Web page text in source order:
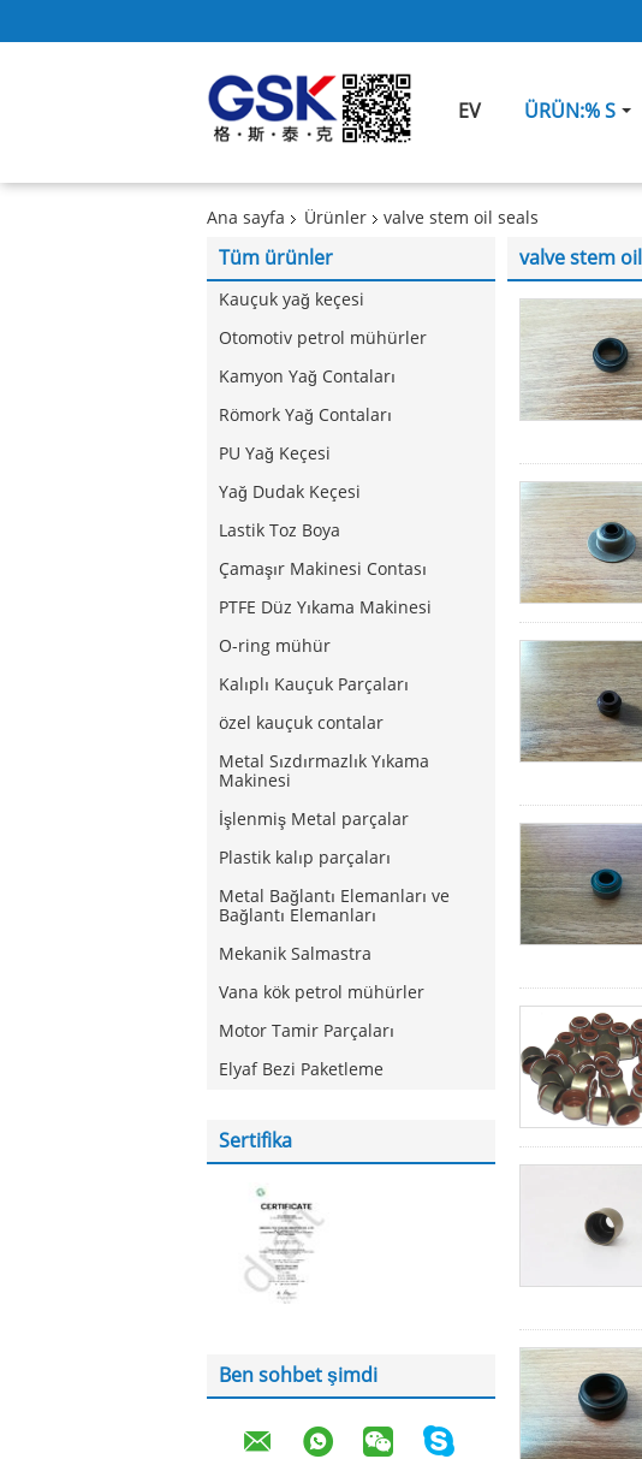
EV ÜRÜN:% S
Ana sayfa Ürünler valve stem oil seals
Tüm ürünler
Kauçuk yağ keçesi
Otomotiv petrol mühürler
Kamyon Yağ Contaları
Römork Yağ Contaları
PU Yağ Keçesi
Yağ Dudak Keçesi
Lastik Toz Boya
Çamaşır Makinesi Contası
PTFE Düz Yıkama Makinesi
O-ring mühür
Kalıplı Kauçuk Parçaları
özel kauçuk contalar
Metal Sızdırmazlık Yıkama
Makinesi
İşlenmiş Metal parçalar
Plastik kalıp parçaları
Metal Bağlantı Elemanları ve
Bağlantı Elemanları
Mekanik Salmastra
Vana kök petrol mühürler
Motor Tamir Parçaları
Elyaf Bezi Paketleme
Sertifika
Ben sohbet şimdi
valve stem